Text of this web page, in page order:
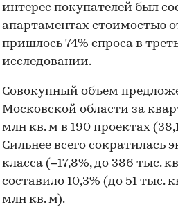
интерес покупателей был
апартаментах стоимостью
пришлось 74% спроса в
исследовании.
Совокупный объем
Московской области за
млн кв. м в 190 проектах
Сильнее всего сократилась
класса (–17,8%, до 386 тыс.
составило 10,3% (до 51 тыс.
млн кв. м).